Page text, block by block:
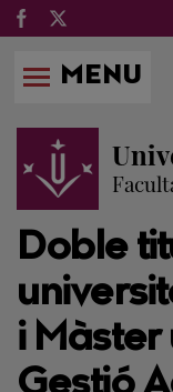
MENU
Doble
i Màster